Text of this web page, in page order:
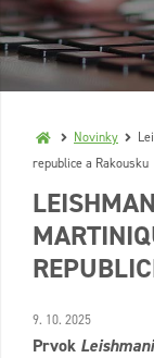
Novinky
republice a Rakousku
9. 10. 2025
Prvok